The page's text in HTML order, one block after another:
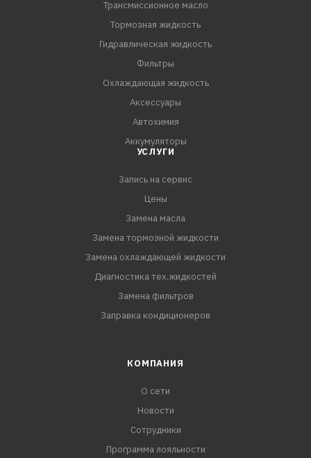
подлежащие обработке.
2. Для достижения наилучших результатов состав
следует наносить при температуре окружающей среды
4. Наносить с расстояния 25–3
Трансмиссионное масло
Тормозная жидкость
Гидравлическая жидкость
Фильтры
Охлаждающая жидкость
Аксессуары
Автохимия
Аккумуляторы
УСЛУГИ
Запись на сервис
Цены
Замена масла
Замена тормозной жидкости
Замена охлаждающей жидкости
Диагностика тех.жидкостей
Замена фильтров
Заправка кондиционеров
КОМПАНИЯ
О сети
Новости
Сотрудники
Программа лояльности